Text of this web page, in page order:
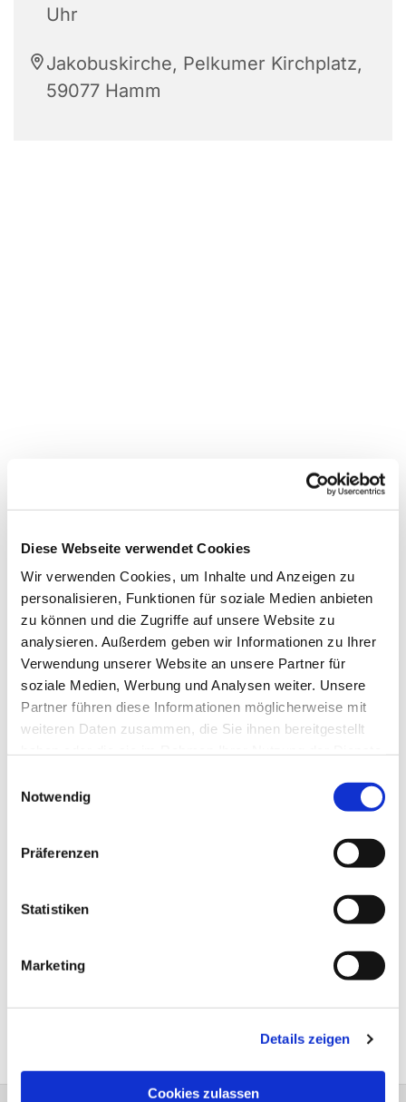
Diese Webseite verwendet Cookies
Wir verwenden Cookies, um Inhalte und Anzeigen zu
personalisieren, Funktionen für soziale Medien anbieten
zu können und die Zugriffe auf unsere Website zu
analysieren. Außerdem geben wir Informationen zu Ihrer
Verwendung unserer Website an unsere Partner für
soziale Medien, Werbung und Analysen weiter. Unsere
Partner führen diese Informationen möglicherweise mit
weiteren Daten zusammen, die Sie ihnen bereitgestellt
Notwendig
Präferenzen
Statistiken
Marketing
Details zeigen
Cookies zulassen
Uhr
Jakobuskirche, Pelkumer Kirchplatz,
59077 Hamm
Dies könnte Sie auch
interessieren